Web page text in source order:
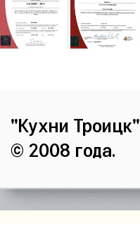
"Кухни Троицк"
© 2008 года.